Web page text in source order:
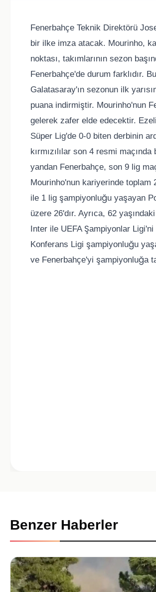
Fenerbahçe Teknik Direktörü
bir ilke imza atacak. Mourinho,
noktası, takımlarının sezon
Fenerbahçe'de durum farklıdır.
Galatasaray'ın sezonun ilk
puana indirmiştir. Mourinho'nun
gelerek zafer elde edecektir.
Süper Lig'de 0-0 biten derbinin
kırmızılılar son 4 resmi
yandan Fenerbahçe, son 9 lig
Mourinho'nun kariyerinde toplam
ile 1 lig şampiyonluğu yaşayan
üzere 26'dır. Ayrıca, 62
Inter ile UEFA Şampiyonlar
Konferans Ligi şampiyonluğu
ve Fenerbahçe'yi şampiyonluğa
Benzer Haberler